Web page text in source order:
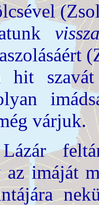
hit
várjuk.
imáját